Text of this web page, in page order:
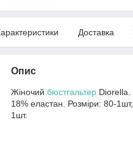
Доставка
Опис
Жіночий бюстгальтер Diorella.
18% еластан. Розміри: 80-
1шт.